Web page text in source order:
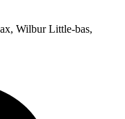
Wilbur Little-bas,